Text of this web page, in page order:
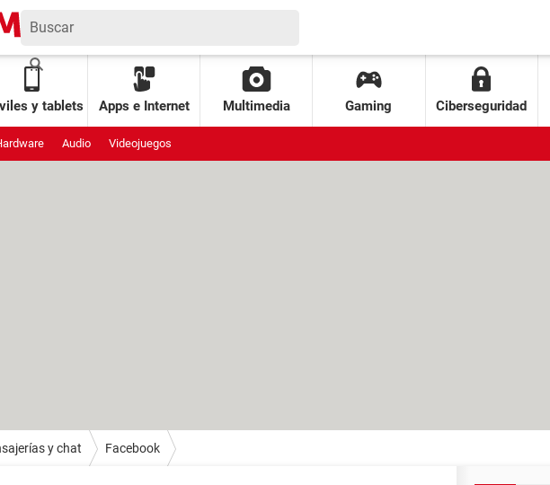
y tablets Apps e Internet Multimedia Gaming Ciberseguridad
Audio Videojuegos
y chat Facebook